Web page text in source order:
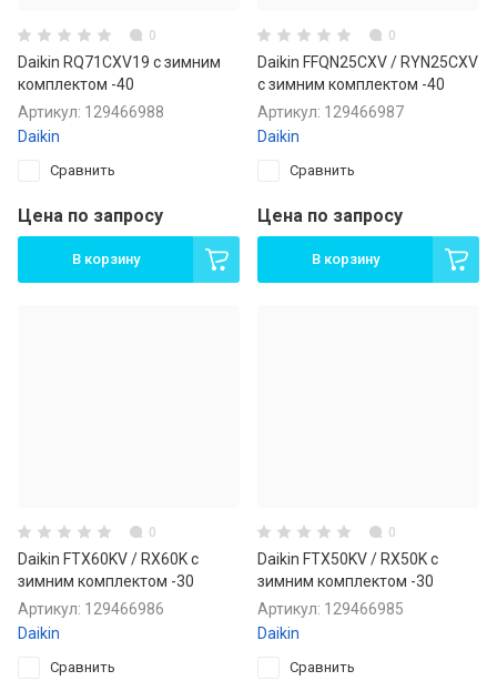
0
Daikin RQ71CXV19 с зимним
комплектом -40
Артикул: 129466988
Daikin
Сравнить
Цена по запросу
В корзину
0
Daikin FFQN25CXV / RYN25CXV
с зимним комплектом -40
Артикул: 129466987
Daikin
Сравнить
Цена по запросу
В корзину
0
Daikin FTX60KV / RX60K с
зимним комплектом -30
Артикул: 129466986
Daikin
Сравнить
0
Daikin FTX50KV / RX50K с
зимним комплектом -30
Артикул: 129466985
Daikin
Сравнить